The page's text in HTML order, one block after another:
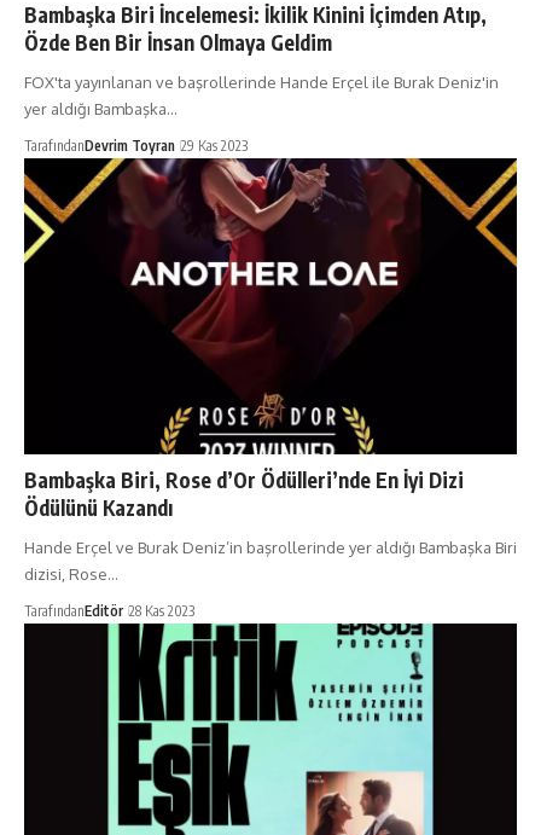
Bambaşka Biri İncelemesi: İkilik Kinini İçimden Atıp,
Özde Ben Bir İnsan Olmaya Geldim
FOX'ta yayınlanan ve başrollerinde Hande Erçel ile Burak Deniz'in
yer aldığı Bambaşka…
TarafındanDevrim Toyran 29 Kas 2023
Bambaşka Biri, Rose d’Or Ödülleri’nde En İyi Dizi
Ödülünü Kazandı
Hande Erçel ve Burak Deniz’in başrollerinde yer aldığı Bambaşka Biri
dizisi, Rose…
TarafındanEditör 28 Kas 2023